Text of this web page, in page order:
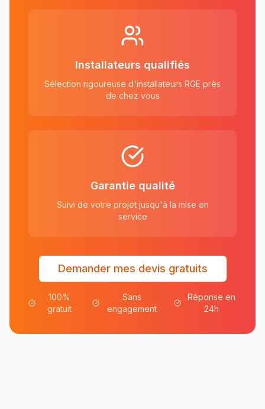
Installateurs qualifiés
Sélection rigoureuse d'installateurs RGE près
de chez vous
Garantie qualité
Suivi de votre projet jusqu'à la mise en
service
Demander mes devis gratuits
100%
gratuit
Sans
engagement
Réponse en
24h